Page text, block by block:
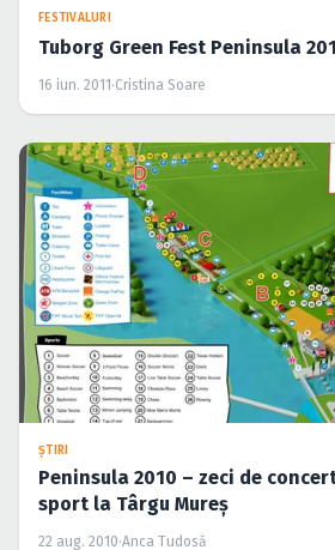
FESTIVALURI
Tuborg Green Fest Peninsula
16 iun. 2011 ·Cristina Soare
ŞTIRI
Peninsula 2010 – zeci de
sport la Târgu Mureş
22 aug. 2010·Anca Tudosă